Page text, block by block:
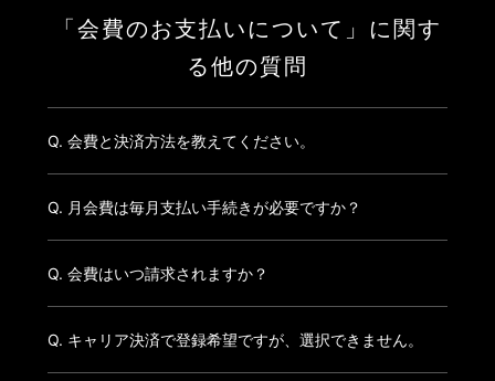
「会費のお支払いについて」に関す
る他の質問
Q. 会費と決済方法を教えてください。
Q. 月会費は毎月支払い手続きが必要ですか？
Q. 会費はいつ請求されますか？
Q. キャリア決済で登録希望ですが、選択できません。